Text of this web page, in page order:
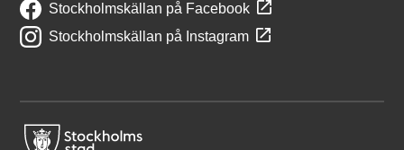
Stockholmskällan på Facebook
Stockholmskällan på Instagram